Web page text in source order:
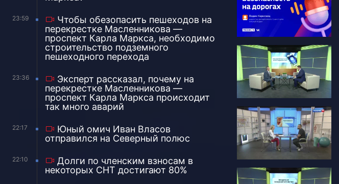
23:59
Чтобы обезопасить пешеходов на
перекрестке Масленникова —
проспект Карла Маркса, необходимо
строительство подземного
пешеходного перехода
23:36
Эксперт рассказал, почему на
перекрестке Масленникова —
проспект Карла Маркса происходит
так много аварий
22:17
Юный омич Иван Власов
отправился на Северный полюс
22:10
Долги по членским взносам в
некоторых СНТ достигают 80%